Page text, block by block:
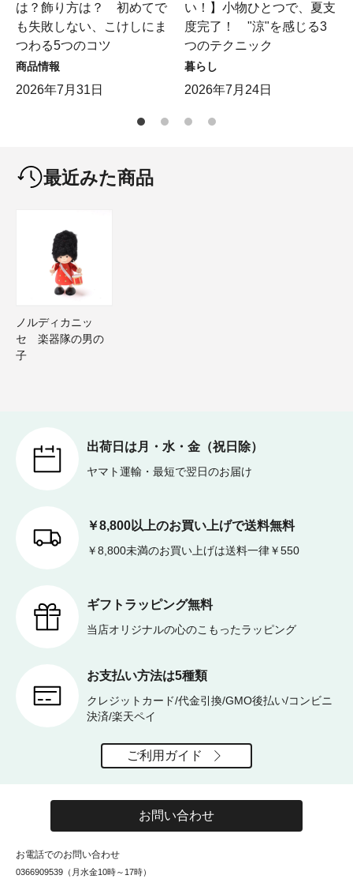
は？飾り方は？ 初めてで
も失敗しない、こけしにま
つわる5つのコツ
商品情報
2026年7月31日
い！】小物ひとつで、夏支
度完了！ "涼"を感じる3
つのテクニック
暮らし
2026年7月24日
最近みた商品
ノルディカニッ
セ 楽器隊の男の
子
出荷日は月・水・金（祝日除）
ヤマト運輸・最短で翌日のお届け
￥8,800以上のお買い上げで送料無料
￥8,800未満のお買い上げは送料一律￥550
ギフトラッピング無料
当店オリジナルの心のこもったラッピング
お支払い方法は5種類
クレジットカード/代金引換/GMO後払い/コンビニ
決済/楽天ペイ
ご利用ガイド
お問い合わせ
お電話でのお問い合わせ
0366909539（月水金10時～17時）